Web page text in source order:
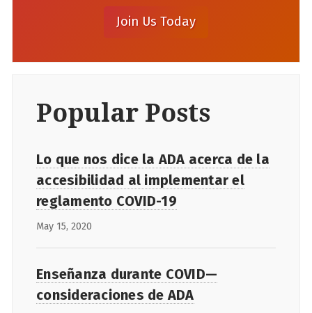
Popular Posts
Lo que nos dice la ADA acerca de la
accesibilidad al implementar el
reglamento COVID-19
May 15, 2020
Enseñanza durante COVID—
consideraciones de ADA